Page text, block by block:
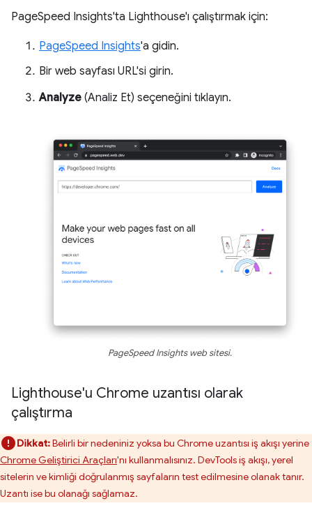
PageSpeed Insights'ta Lighthouse'ı çalıştırmak için:
PageSpeed Insights'a gidin.
Bir web sayfası URL'si girin.
Analyze (Analiz Et) seçeneğini tıklayın.
PageSpeed Insights web sitesi.
Lighthouse'u Chrome uzantısı olarak
çalıştırma
Dikkat:Belirli bir nedeniniz yoksa bu Chrome uzantısı iş akışı yerine
Chrome Geliştirici Araçları'nı kullanmalısınız. DevTools iş akışı, yerel
sitelerin ve kimliği doğrulanmış sayfaların test edilmesine olanak tanır.
Uzantı ise bu olanağı sağlamaz.